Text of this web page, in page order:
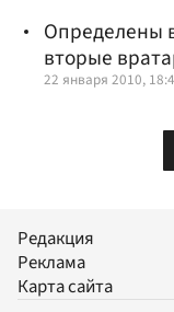
Определены
вторые
22 января 2010,
Редакция
Реклама
Карта сайта